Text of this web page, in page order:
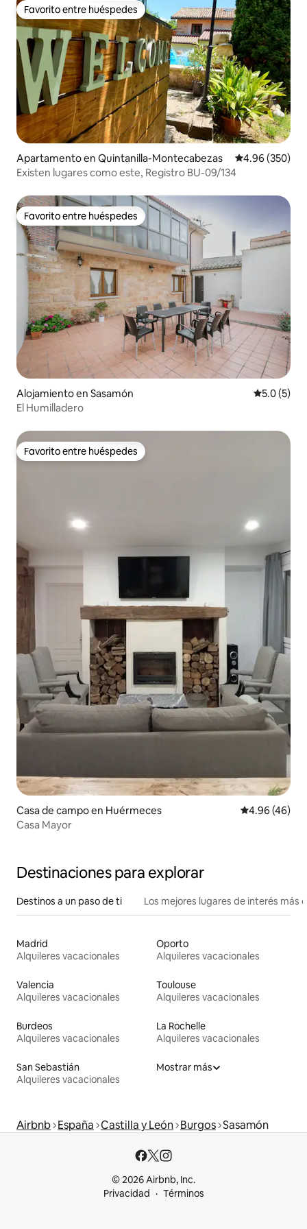
Favorito entre huéspedes
Favorito entre huéspedes
Apartamento en Quintanilla-Montecabezas Calificación
4.96 (350)
Existen lugares como este, Registro BU-09/134
Favorito entre huéspedes
Favorito entre huéspedes
Alojamiento en Sasamón
5.0 (5)
El Humilladero
Favorito entre huéspedes
Favorito entre huéspedes
Casa de campo en Huérmeces Calificación
4.96 (46)
Casa Mayor
Destinaciones para explorar
Destinos a un paso de ti Los mejores lugares de interés más
Madrid
Alquileres vacacionales
Oporto
Alquileres vacacionales
Valencia
Alquileres vacacionales
Toulouse
Alquileres vacacionales
Burdeos
Alquileres vacacionales
La Rochelle
Alquileres vacacionales
San Sebastián
Alquileres vacacionales
Mostrar más
Airbnb España Castilla y León Burgos Sasamón
© 2026 Airbnb, Inc.
Privacidad
Términos